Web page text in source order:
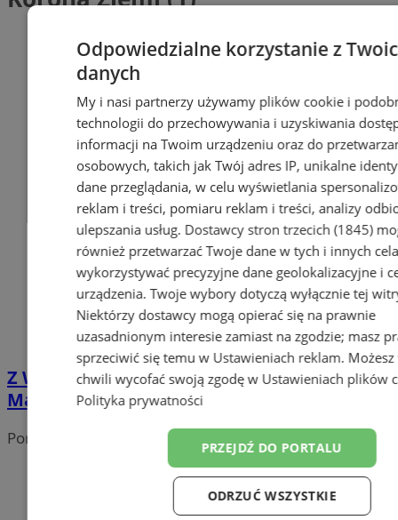
Z Wodzisławia Śląskiego na szczyty świata –
Mateusz zdobywa Koronę Ziemi
Portal należy do sieci
Odpowiedzialne korzystanie z
danych
My i nasi partnerzy używamy plików cookie i
technologii do przechowywania i uzyskiwania
informacji na Twoim urządzeniu oraz do
osobowych, takich jak Twój adres IP, unikalne
dane przeglądania, w celu wyświetlania
reklam i treści, pomiaru reklam i treści, analizy
ulepszania usług. Dostawcy stron trzecich (1845)
również przetwarzać Twoje dane w tych i innych
wykorzystywać precyzyjne dane geolokalizacyjne i
urządzenia. Twoje wybory dotyczą wyłącznie tej
Niektórzy dostawcy mogą opierać się na prawnie
uzasadnionym interesie zamiast na zgodzie; masz
sprzeciwić się temu w Ustawieniach reklam.
chwili wycofać swoją zgodę w Ustawieniach plików
Polityka prywatności
PRZEJDŹ DO PORTALU
ODRZUĆ WSZYSTKIE